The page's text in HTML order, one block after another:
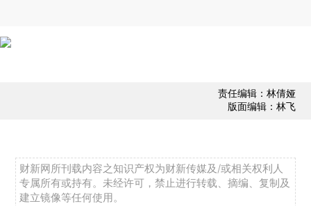
责任编辑：林倩娅
版面编辑：林飞
财新网所刊载内容之知识产权为财新传媒及/或相关权利人
专属所有或持有。未经许可，禁止进行转载、摘编、复制及
建立镜像等任何使用。